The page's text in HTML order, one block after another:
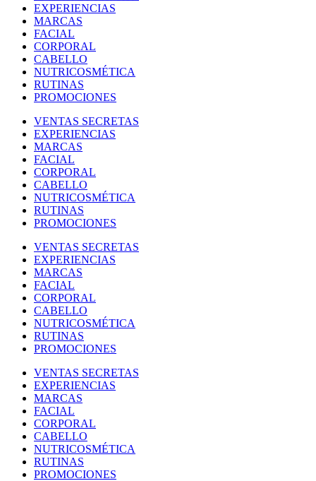
EXPERIENCIAS
MARCAS
FACIAL
CORPORAL
CABELLO
NUTRICOSMÉTICA
RUTINAS
PROMOCIONES
VENTAS SECRETAS
EXPERIENCIAS
MARCAS
FACIAL
CORPORAL
CABELLO
NUTRICOSMÉTICA
RUTINAS
PROMOCIONES
VENTAS SECRETAS
EXPERIENCIAS
MARCAS
FACIAL
CORPORAL
CABELLO
NUTRICOSMÉTICA
RUTINAS
PROMOCIONES
VENTAS SECRETAS
EXPERIENCIAS
MARCAS
FACIAL
CORPORAL
CABELLO
NUTRICOSMÉTICA
RUTINAS
PROMOCIONES